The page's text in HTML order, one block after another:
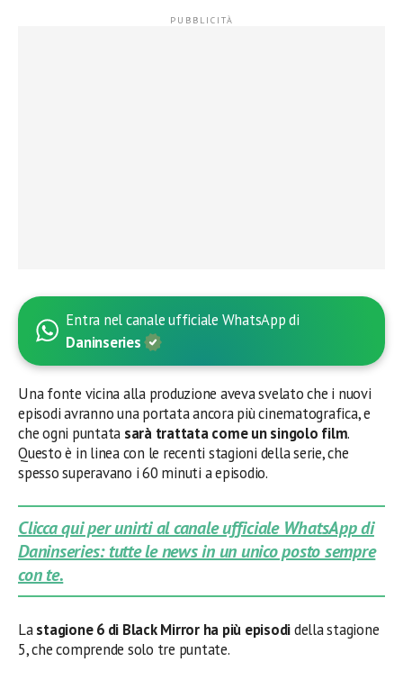
Entra nel canale ufficiale WhatsApp di
Daninseries
Una fonte vicina alla produzione aveva svelato che i nuovi
episodi avranno una portata ancora più cinematografica, e
che ogni puntata sarà trattata come un singolo film.
Questo è in linea con le recenti stagioni della serie, che
spesso superavano i 60 minuti a episodio.
Clicca qui per unirti al canale ufficiale WhatsApp di
Daninseries: tutte le news in un unico posto sempre
con te.
Lastagione 6 di Black Mirror ha più episodidella stagione
5, che comprende solo tre puntate.